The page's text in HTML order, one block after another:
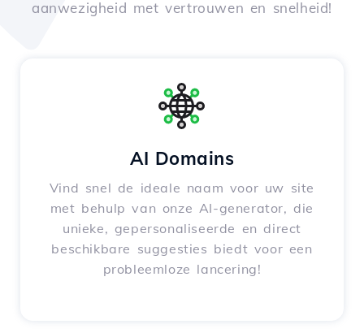
aanwezigheid met vertrouwen en snelheid!
AI Domains
Vind snel de ideale naam voor uw site
met behulp van onze AI-generator, die
unieke, gepersonaliseerde en direct
beschikbare suggesties biedt voor een
probleemloze lancering!